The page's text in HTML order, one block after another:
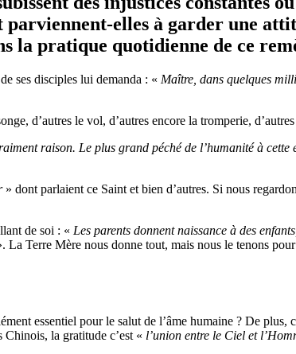
elles à garder une
la pratique quotidienne de ce
ses disciples lui demanda : « Maître, dans quelques
d’autres le vol, d’autres encore la tromperie,
raison. Le plus grand péché de l’humanité à
» dont parlaient ce Saint et bien d’autres. Si nous
de soi : « Les parents donnent naissance à des
La Terre Mère nous donne tout, mais nous le tenons
essentiel pour le salut de l’âme humaine ? De
la gratitude c’est « l’union entre le Ciel et